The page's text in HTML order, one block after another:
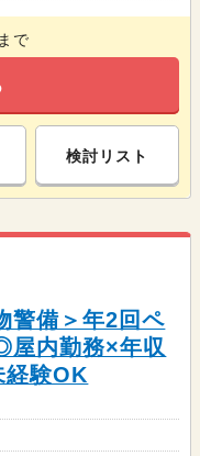
で
検討リスト
警備＞年2回ペ
屋内勤務×年収
経験OK